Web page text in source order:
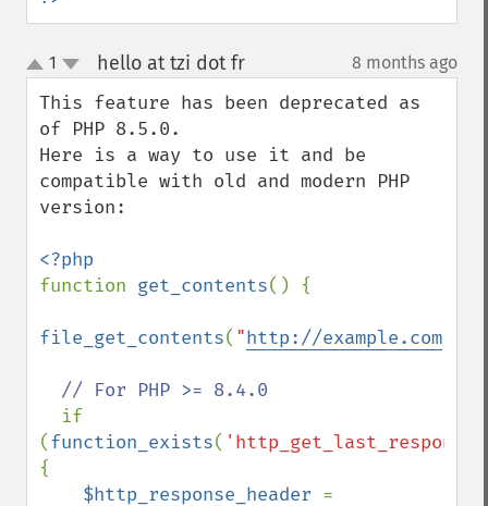
up
down
1 hello at tzi dot fr¶ 8 months ago
This feature has been deprecated as
of PHP 8.5.0.
Here is a way to use it and be
compatible with old and modern PHP
version:
function get_contents() {
file_get_contents( "http://example.com
// For PHP >= 8.4.0
if
(function_exists(
{
$http_response_header